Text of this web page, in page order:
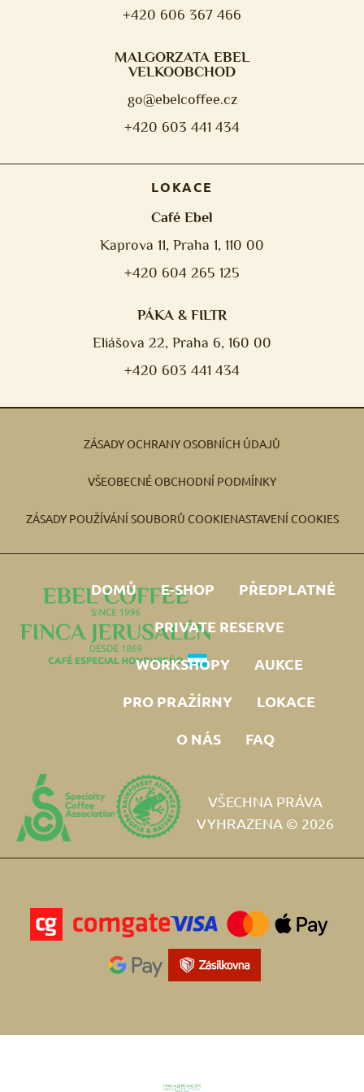
+420 606 367 466
MALGORZATA EBEL
VELKOOBCHOD
go@ebelcoffee.cz
+420 603 441 434
LOKACE
Café Ebel
Kaprova 11, Praha 1, 110 00
+420 604 265 125
PÁKA & FILTR
Eliášova 22, Praha 6, 160 00
+420 603 441 434
ZÁSADY OCHRANY OSOBNÍCH ÚDAJŮ
VŠEOBECNÉ OBCHODNÍ PODMÍNKY
ZÁSADY POUŽÍVÁNÍ SOUBORŮ COOKIENASTAVENÍ COOKIES
DOMŮ E-SHOP
PŘEDPLATNÉ
PRIVATE RESERVE
WORKSHOPY
AUKCE
PRO PRAŽÍRNY
LOKACE
O NÁS
FAQ
VŠECHNA PRÁVA
VYHRAZENA © 2026